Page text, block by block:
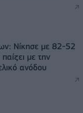
Νίκησε με 82-52
με την
ανόδου